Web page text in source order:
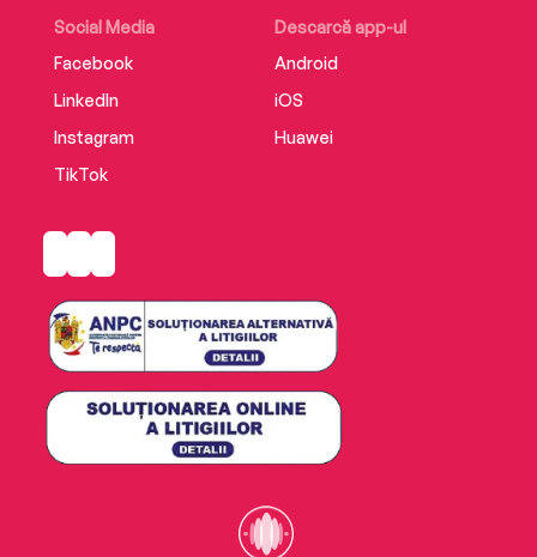
Social Media
Facebook
LinkedIn
Instagram
TikTok
Descarcă app-ul
Android
iOS
Huawei